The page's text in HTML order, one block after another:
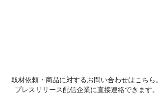
取材依頼・商品に対するお問い合わせはこちら。
プレスリリース配信企業に直接連絡できます。